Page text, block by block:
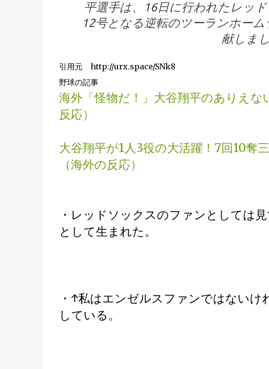
平選手は、16日に行われたレッ
12号となる逆転のツーランホー
献しまし
引用元 http://urx.space/SNk8
野球の記事
海外「怪物だ！」大谷翔平のありえ
反応）
大谷翔平が1人3役の大活躍！7回10奪
（海外の反応）
・レッドソックスのファンとしては
として生まれた。
・↑私はエンゼルスファンではない
している。